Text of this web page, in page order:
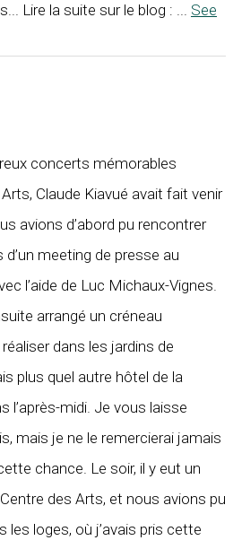
Lire la suite sur le blog : ... See
concerts mémorables
Claude Kiavué avait fait venir
avions d’abord pu rencontrer
meeting de presse au
l’aide de Luc Michaux-Vignes.
arrangé un créneau
réaliser dans les jardins de
plus quel autre hôtel de la
l’après-midi. Je vous laisse
mais je ne le remercierai jamais
chance. Le soir, il y eut un
des Arts, et nous avions pu
les loges, où j’avais pris cette